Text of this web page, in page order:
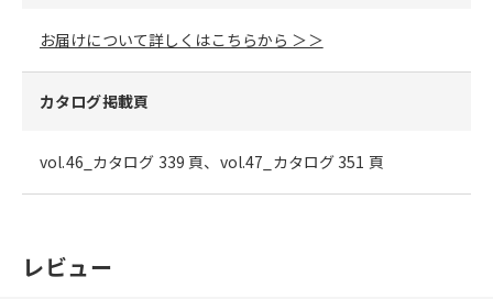
お届けについて詳しくはこちらから ＞＞
カタログ掲載頁
vol.46_カタログ 339 頁、vol.47_カタログ 351 頁
レビュー